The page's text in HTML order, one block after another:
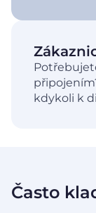
kdykoli k
Často